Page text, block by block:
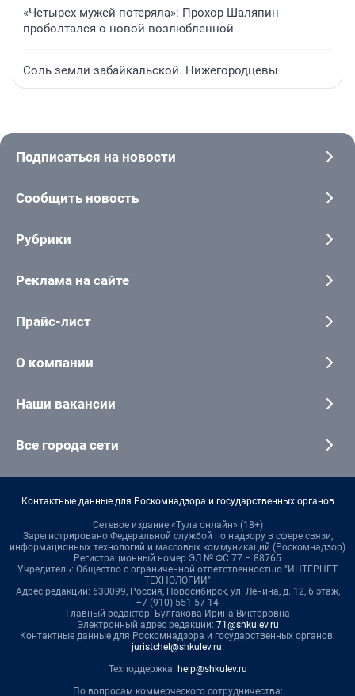
«Четырех мужей потеряла»: Прохор Шаляпин
проболтался о новой возлюбленной
Соль земли забайкальской. Нижегородцевы
Подписаться на новости
Сообщить новость
Рубрики
Реклама на сайте
Прайс-лист
О компании
Наши вакансии
Все города сети
Контактные данные для Роскомнадзора и государственных органов
Сетевое издание «Тула онлайн» (18+)
Зарегистрировано Федеральной службой по надзору в сфере связи,
информационных технологий и массовых коммуникаций (Роскомнадзор)
Регистрационный номер ЭЛ № ФС 77 – 88765
Учредитель: Общество с ограниченной ответственностью "ИНТЕРНЕТ
ТЕХНОЛОГИИ"
Адрес редакции: 630099, Россия, Новосибирск, ул. Ленина, д. 12, 6 этаж,
+7 (910) 551-57-14
Главный редактор: Булгакова Ирина Викторовна
Электронный адрес редакции: 71@shkulev.ru
Контактные данные для Роскомнадзора и государственных органов:
juristchel@shkulev.ru.
Техподдержка: help@shkulev.ru
По вопросам коммерческого сотрудничества: